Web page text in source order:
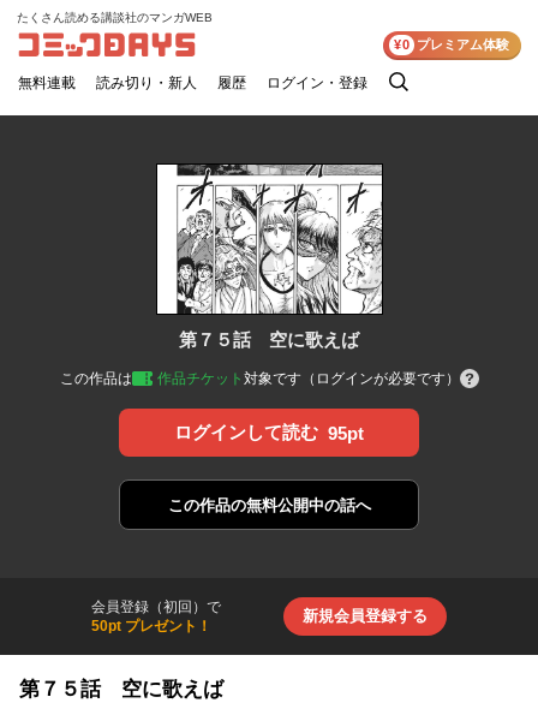
コミックDAYS
たくさん読める講談社のマンガWEB
無料連載 読み切り・新人 履歴 ログイン・登録
検
¥0 プレミアム体験
第７５話 空に歌えば
この作品は 作品チケット 対象です（ログインが必要です）
ログインして読む 95pt
この作品の無料公開中の話へ
会員登録（初回）で
50pt プレゼント！
新規会員登録する
第７５話 空に歌えば